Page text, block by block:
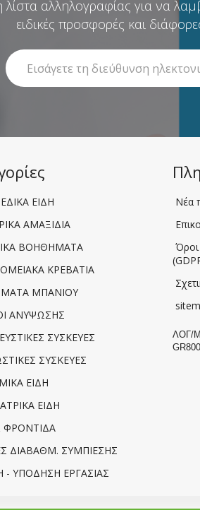
αλληλογραφίας για να
ειδικές προσφορές και
ΕΙΔΗ
ΑΜΑΞΙΔΙΑ
ΒΟΗΘΗΜΑΤΑ
ΚΡΕΒΑΤΙΑ
ΜΠΑΝΙΟΥ
ΑΝΥΨΩΣΗΣ
ΣΥΣΚΕΥΕΣ
ΣΥΣΚΕΥΕΣ
ΕΙΔΗ
ΕΙΔΗ
ΦΡΟΝΤΙΔΑ
ΔΙΑΒΑΘΜ. ΣΥΜΠΙΕΣΗΣ
- ΥΠΟΔΗΣΗ ΕΡΓΑΣΙΑΣ
Νέα
Όροι
ΛΟΓ/